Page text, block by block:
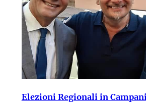
Elezioni Regionali in